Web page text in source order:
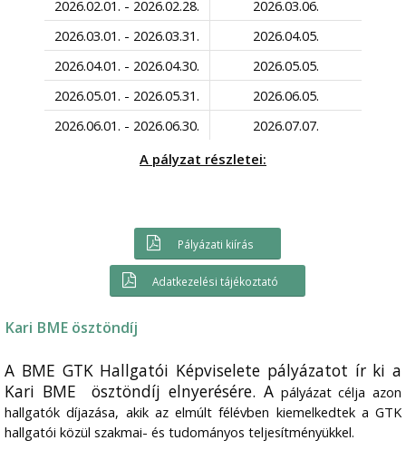
2026.02.01. - 2026.02.28.
2026.03.06.
2026.03.01. - 2026.03.31.
2026.04.05.
2026.04.01. - 2026.04.30.
2026.05.05.
2026.05.01. - 2026.05.31.
2026.06.05.
2026.06.01. - 2026.06.30.
2026.07.07.
A pályzat részletei:
Pályázati kiírás
Adatkezelési tájékoztató
Kari BME ösztöndíj
A BME GTK Hallgatói Képviselete pályázatot ír ki a
Kari BME ösztöndíj elnyerésére. Apályázat célja azon
hallgatók díjazása, akik az elmúlt félévben kiemelkedtek a GTK
hallgatói közül szakmai- és tudományos teljesítményükkel.